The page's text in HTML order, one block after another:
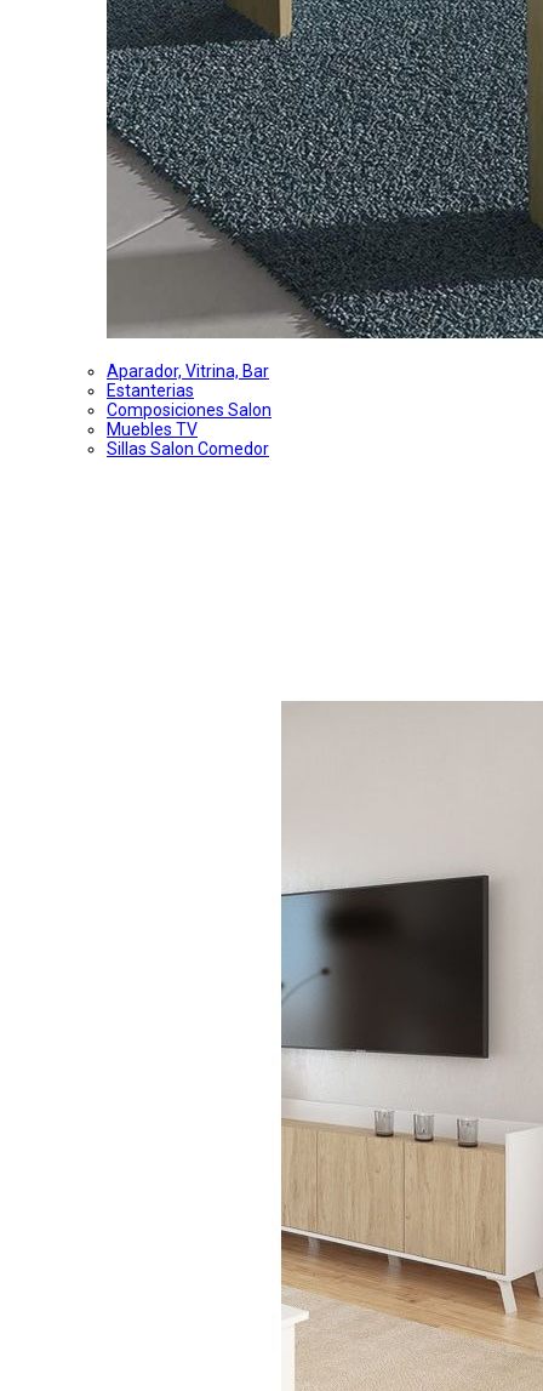
Aparador, Vitrina, Bar
Estanterias
Composiciones Salon
Muebles TV
Sillas Salon Comedor